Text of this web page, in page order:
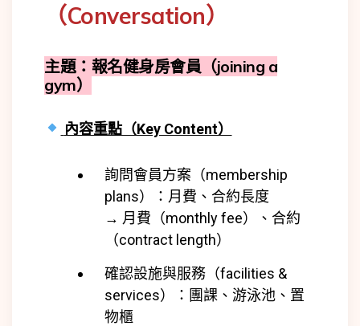
（Conversation）
主題：報名健身房會員（joining a
gym）
內容重點（Key Content）
詢問會員方案（membership
plans）：月費、合約長度
→ 月費（monthly fee）、合約
（contract length）
確認設施與服務（facilities &
services）：團課、游泳池、置
物櫃